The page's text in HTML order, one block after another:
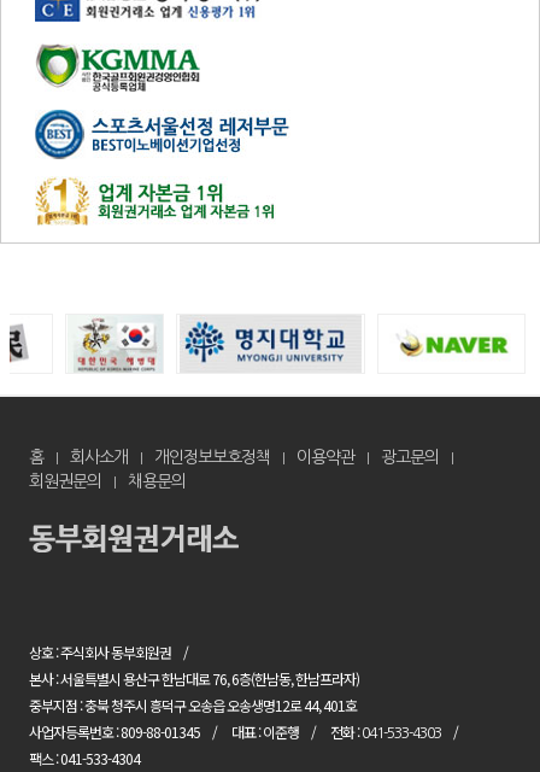
홈 회사소개 개인정보보호정책 이용약관
광고문의
회원권문의
채용문의
상호 : 주식회사 동부회원권
본사 : 서울특별시 용산구 한남대로 76, 6층(한남동, 한남프라자)
중부지점 : 충북 청주시 흥덕구 오송읍 오송생명12로 44, 401호
사업자등록번호 : 809-88-01345
대표 : 이준행 전화 :041-533-4303
팩스 : 041-533-4304